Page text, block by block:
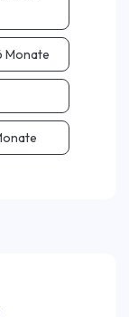
Monate